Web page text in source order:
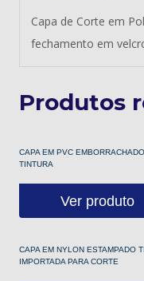
Capa de Corte em
fechamento em
Produtos
CAPA EM PVC
TINTURA
Ver produto
CAPA EM NYLON ESTAMPADO
IMPORTADA PARA CORTE